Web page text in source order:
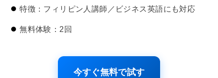
特徴：フィリピン人講師／ビジネス英語にも対応
無料体験：2回
今すぐ無料で試す